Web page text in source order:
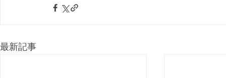
最新記事